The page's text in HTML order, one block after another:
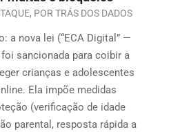
, POR TRÁS DOS DADOS
a nova lei (“ECA Digital” —
sancionada para coibir a
crianças e adolescentes
Ela impõe medidas
(verificação de idade
parental, resposta rápida a